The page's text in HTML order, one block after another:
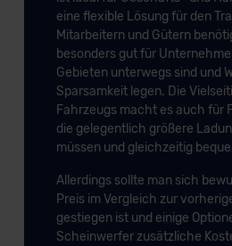
eine flexible Lösung für den
Mitarbeitern und Gütern
besonders gut für
Gebieten unterwegs sind und
Sparsamkeit legen. Die
Fahrzeugs macht es auch für
die gelegentlich größere
müssen und gleichzeitig
Allerdings sollte man sich
Preis im Vergleich zur
gestiegen ist und einige
Scheinwerfer zusätzliche